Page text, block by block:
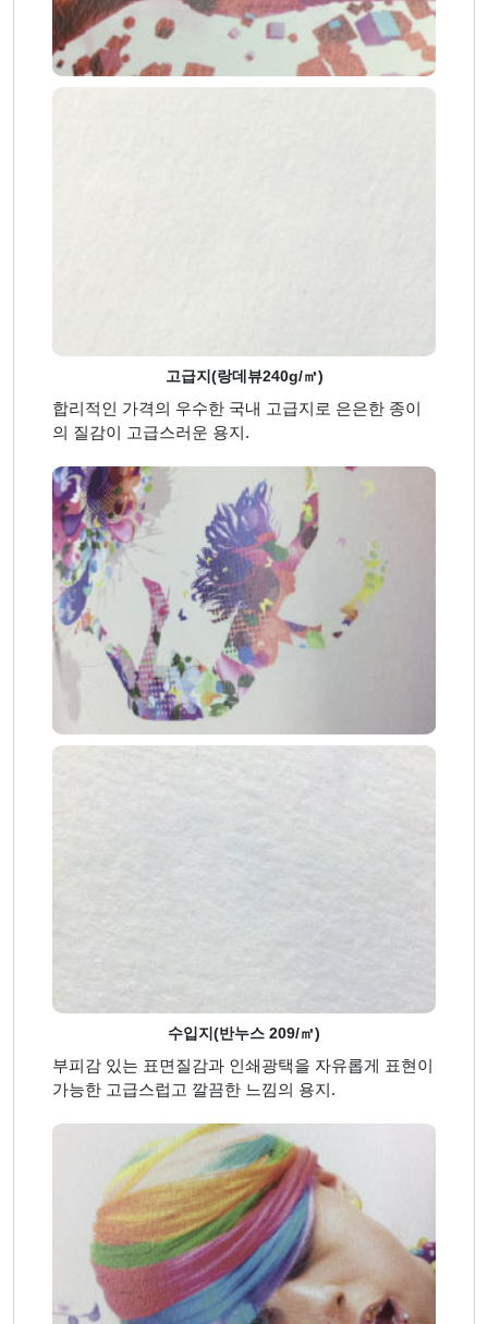
고급지(랑데뷰240g/㎡)
합리적인 가격의 우수한 국내 고급지로 은은한 종이
의 질감이 고급스러운 용지.
수입지(반누스 209/㎡)
부피감 있는 표면질감과 인쇄광택을 자유롭게 표현이
가능한 고급스럽고 깔끔한 느낌의 용지.